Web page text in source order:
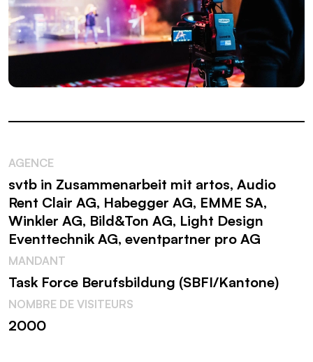
AGENCE
svtb in Zusammenarbeit mit artos, Audio
Rent Clair AG, Habegger AG, EMME SA,
Winkler AG, Bild&Ton AG, Light Design
Eventtechnik AG, eventpartner pro AG
MANDANT
Task Force Berufsbildung (SBFI/Kantone)
NOMBRE DE VISITEURS
2000